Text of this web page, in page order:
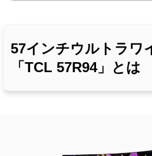
57インチウルトラワ
「TCL 57R94」とは